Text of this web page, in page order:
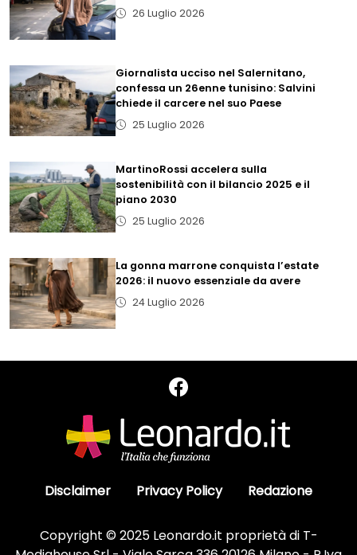
26 Luglio 2026
Giornalista ucciso nel Salernitano,
confessa un 26enne tunisino: Salvini
chiede il carcere nel suo Paese
25 Luglio 2026
MartinoRossi accelera sulla
sostenibilità con il bilancio 2025 e il
piano 2030
25 Luglio 2026
La gonna marrone conquista l’estate
2026: il nuovo essenziale da avere
24 Luglio 2026
Disclaimer Privacy Policy Redazione
Copyright © 2025 Leonardo.it proprietà di T-